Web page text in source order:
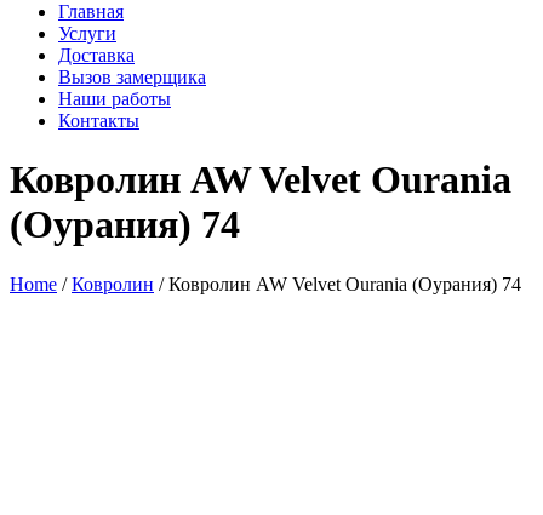
Главная
Услуги
Доставка
Вызов замерщика
Наши работы
Контакты
Ковролин AW Velvet Ourania
(Оурания) 74
Home /Ковролин / Ковролин AW Velvet Ourania (Оурания) 74